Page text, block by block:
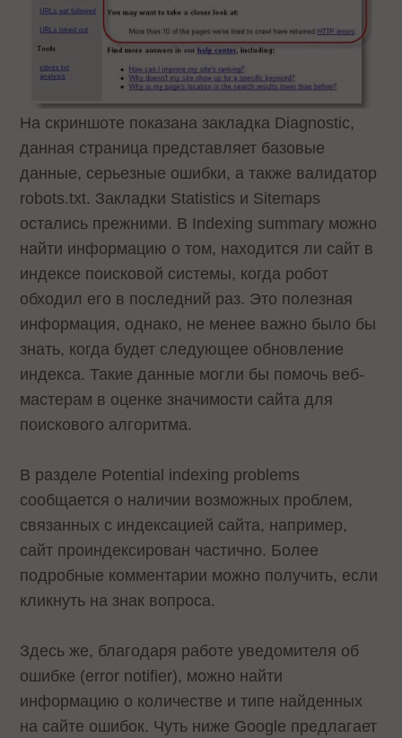
На скриншоте показана закладка Diagnostic,
данная страница представляет базовые
данные, серьезные ошибки, а также валидатор
robots.txt. Закладки Statistics и Sitemaps
остались прежними. В Indexing summary можно
найти информацию о том, находится ли сайт в
индексе поисковой системы, когда робот
обходил его в последний раз. Это полезная
информация, однако, не менее важно было бы
знать, когда будет следующее обновление
индекса. Такие данные могли бы помочь веб-
мастерам в оценке значимости сайта для
поискового алгоритма.
В разделе Potential indexing problems
сообщается о наличии возможных проблем,
связанных с индексацией сайта, например,
сайт проиндексирован частично. Более
подробные комментарии можно получить, если
кликнуть на знак вопроса.
Здесь же, благодаря работе уведомителя об
ошибке (error notifier), можно найти
информацию о количестве и типе найденных
на сайте ошибок. Чуть ниже Google предлагает